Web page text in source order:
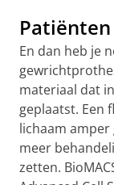
En dan heb je
materiaal dat
geplaatst. Een
lichaam amper
meer
zetten.